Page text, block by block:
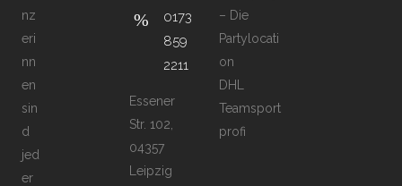
nz
eri
nn
en
sin
d
jed
er
0173
859
2211
Essener
Str. 102,
04357
Leipzig
– Die
Partylocati
on
DHL
Teamsport
profi